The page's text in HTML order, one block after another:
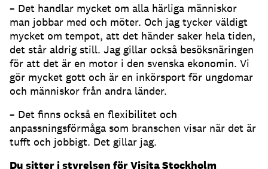
– Det handlar mycket om alla härliga människor
man jobbar med och möter. Och jag tycker väldigt
mycket om tempot, att det händer saker hela tiden,
det står aldrig still. Jag gillar också besöksnäringen
för att det är en motor i den svenska ekonomin. Vi
gör mycket gott och är en inkörsport för ungdomar
och människor från andra länder.
– Det finns också en flexibilitet och
anpassningsförmåga som branschen visar när det är
tufft och jobbigt. Det gillar jag.
Du sitter i styrelsen för Visita Stockholm